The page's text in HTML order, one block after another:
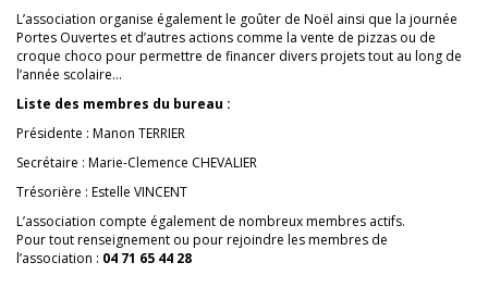
L’association organise également le goûter de Noël ainsi que la journée
Portes Ouvertes et d’autres actions comme la vente de pizzas ou de
croque choco pour permettre de financer divers projets tout au long de
l’année scolaire…
Liste des membres du bureau :
Présidente : Manon TERRIER
Secrétaire : Marie-Clemence CHEVALIER
Trésorière : Estelle VINCENT
L’association compte également de nombreux membres actifs.
Pour tout renseignement ou pour rejoindre les membres de
l’association : 04 71 65 44 28